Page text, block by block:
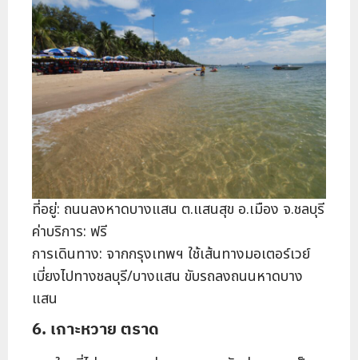
ที่อยู่: ถนนลงหาดบางแสน ต.แสนสุข อ.เมือง จ.ชลบุรี
ค่าบริการ: ฟรี
การเดินทาง: จากกรุงเทพฯ ใช้เส้นทางมอเตอร์เวย์
เบี่ยงไปทางชลบุรี/บางแสน ขับรถลงถนนหาดบาง
แสน
6. เกาะหวาย ตราด